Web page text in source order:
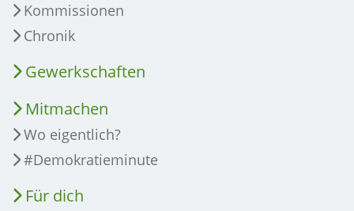
Kommissionen
Chronik
Gewerkschaften
Mitmachen
Wo eigentlich?
#Demokratieminute
Für dich